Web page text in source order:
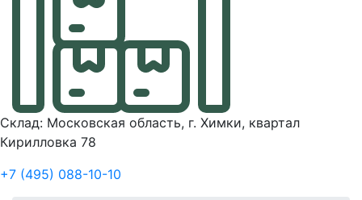
Склад: Московская область, г. Химки, квартал
Кирилловка 78
+7 (495) 088-10-10